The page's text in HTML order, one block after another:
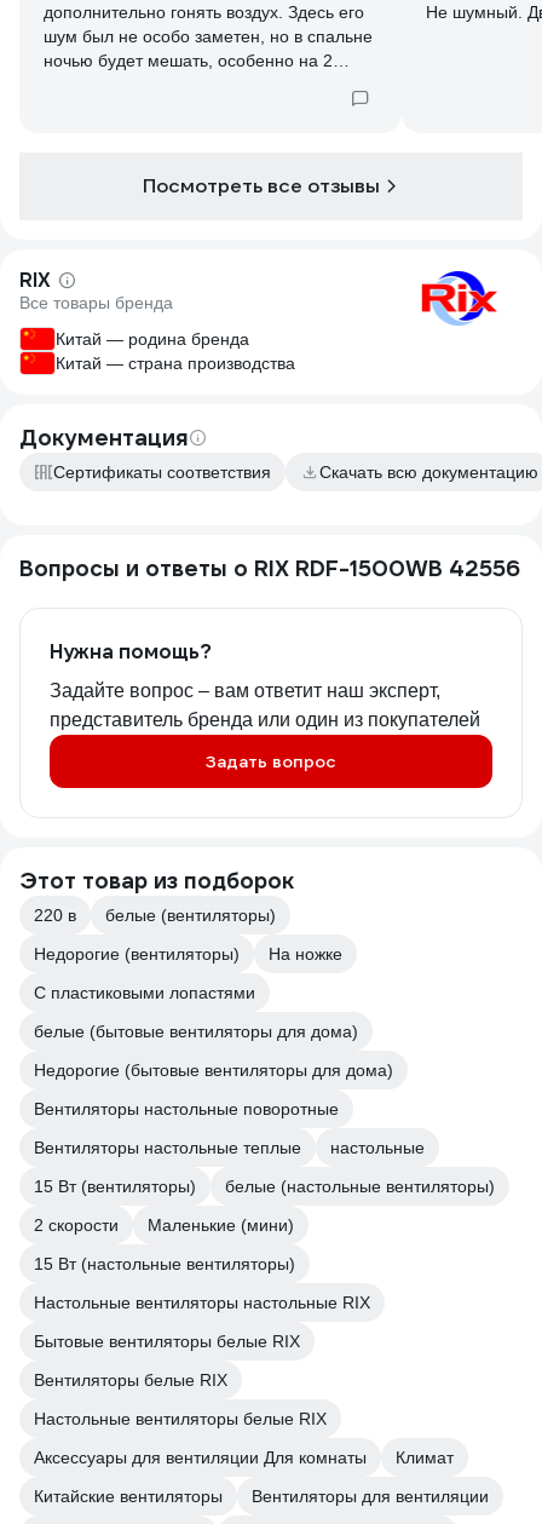
дополнительно гонять воздух. Здесь его
шум был не особо заметен, но в спальне
ночью будет мешать, особенно на 2
Не шумный.
Посмотреть все отзывы
RIX
Все товары бренда
Китай — родина бренда
Китай — страна производства
Документация
Сертификаты соответствия Скачать всю документацию
Вопросы и ответы о RIX RDF-1500WB 42556
Нужна помощь?
Задайте вопрос – вам ответит наш эксперт,
представитель бренда или один из покупателей
Задать вопрос
Этот товар из подборок
220 в
белые (вентиляторы)
Недорогие (вентиляторы)
На ножке
С пластиковыми лопастями
белые (бытовые вентиляторы для дома)
Недорогие (бытовые вентиляторы для дома)
Вентиляторы настольные поворотные
Вентиляторы настольные теплые
настольные
15 Вт (вентиляторы)
белые (настольные вентиляторы)
2 скорости
Маленькие (мини)
15 Вт (настольные вентиляторы)
Настольные вентиляторы настольные RIX
Бытовые вентиляторы белые RIX
Вентиляторы белые RIX
Настольные вентиляторы белые RIX
Аксессуары для вентиляции Для комнаты
Климат
Китайские вентиляторы
Вентиляторы для вентиляции